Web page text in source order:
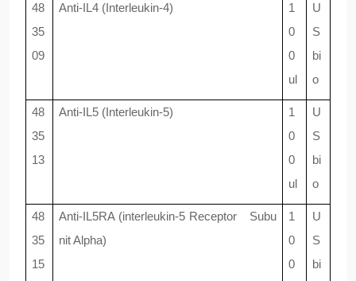
48
35
09
Anti-IL4 (Interleukin-4)
1
0
0
ul
U
S
bi
o
48
35
13
Anti-IL5 (Interleukin-5)
1
0
0
ul
U
S
bi
o
48
35
15
Anti-IL5RA (interleukin-5 Receptor Subu
nit Alpha)
1
0
0
U
S
bi